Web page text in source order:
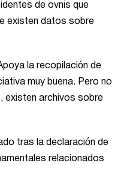
de ovnis que
existen datos sobre
la recopilación de
muy buena. Pero no
existen archivos sobre
tras la declaración de
relacionados